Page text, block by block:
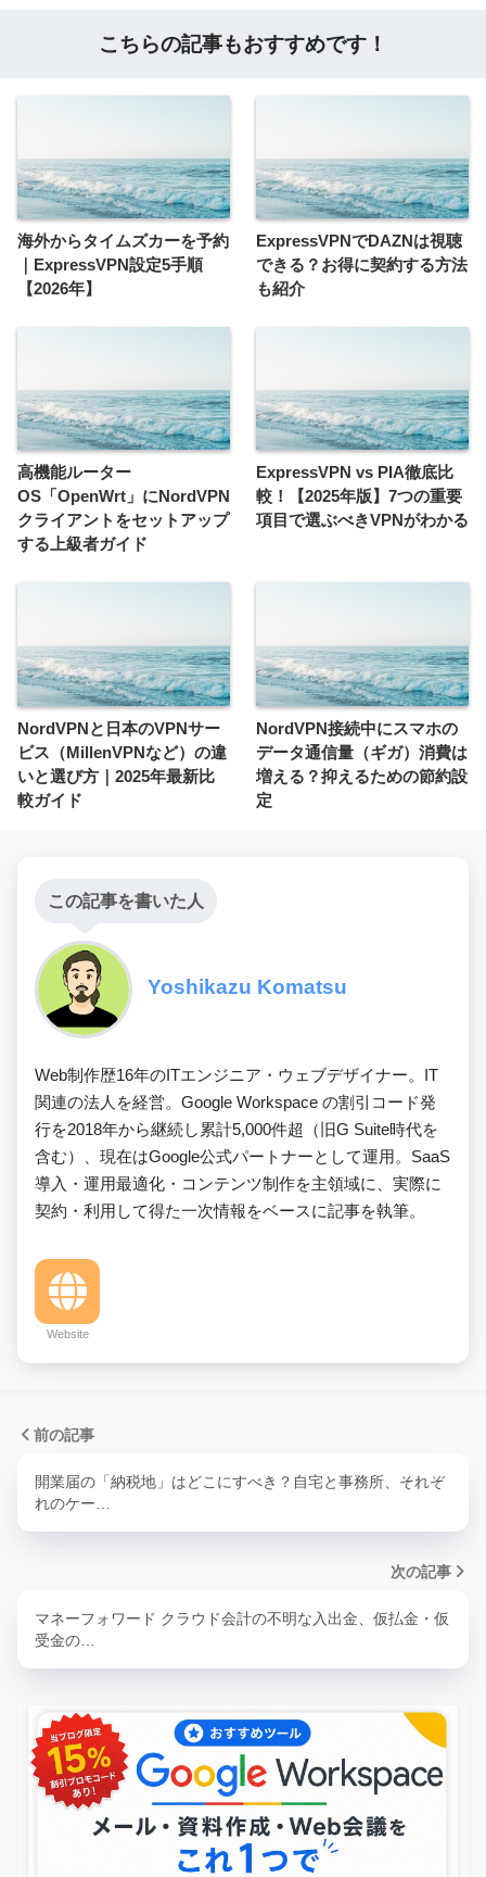
こちらの記事もおすすめです！
海外からタイムズカーを予約
｜ExpressVPN設定5手順
【2026年】
ExpressVPNでDAZNは視聴
できる？お得に契約する方法
も紹介
高機能ルーター
OS「OpenWrt」にNordVPN
クライアントをセットアップ
する上級者ガイド
ExpressVPN vs PIA徹底比
較！【2025年版】7つの重要
項目で選ぶべきVPNがわかる
NordVPNと日本のVPNサー
ビス（MillenVPNなど）の違
いと選び方｜2025年最新比
較ガイド
NordVPN接続中にスマホの
データ通信量（ギガ）消費は
増える？抑えるための節約設
定
この記事を書いた人
Yoshikazu Komatsu
Web制作歴16年のITエンジニア・ウェブデザイナー。IT
関連の法人を経営。Google Workspace の割引コード発
行を2018年から継続し累計5,000件超（旧G Suite時代を
含む）、現在はGoogle公式パートナーとして運用。SaaS
導入・運用最適化・コンテンツ制作を主領域に、実際に
契約・利用して得た一次情報をベースに記事を執筆。
Website
前の記事
開業届の「納税地」はどこにすべき？自宅と事務所、それぞ
れのケー…
次の記事
マネーフォワード クラウド会計の不明な入出金、仮払金・仮
受金の…